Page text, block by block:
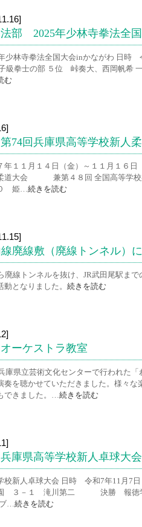
部 2025年少林寺拳法全
少林寺拳法全国大会inかながわ 日時
級拳士の部 ５位 峠奏大、西岡帆希
む
74回兵庫県高等学校新人
１１月１４日（金）～１１月１６
道大会 兼第４８回 全国高等学
姫…続きを読む
廃線敷（廃線トンネル）に
廃線トンネルを抜け、JR武田尾駅ま
動となりました。 続きを読む
ーケストラ教室
庫県立芸術文化センターで行われた
奏を聴かせていただきました。様々
できました。…続きを読む
庫県高等学校新人卓球大会
校新人卓球大会 日時 令和7年11月7
３－１ 滝川第二 決勝 報徳
…続きを読む